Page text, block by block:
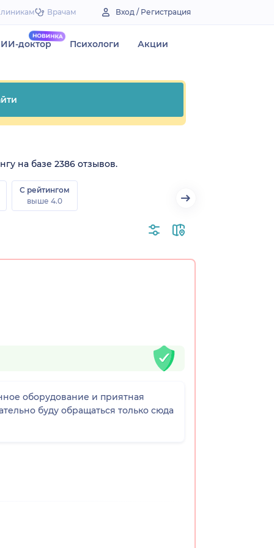
Врачам Вход / Регистрация
ИИ-доктор Психологи Акции
на базе 2386 отзывов.
С рейтингом
выше 4.0
оборудование и приятная
буду обращаться только сюда